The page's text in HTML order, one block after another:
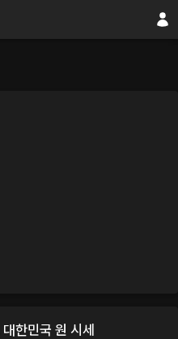
대한민국 원 시세